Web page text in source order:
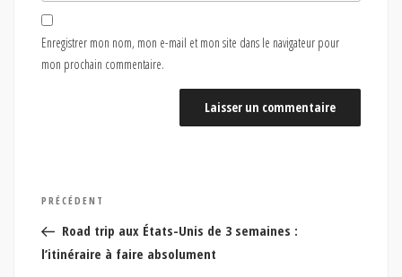
Enregistrer mon nom, mon e-mail et mon site dans le navigateur pour
mon prochain commentaire.
Navigation
de
l’article
Article
précédent
PRÉCÉDENT
Road trip aux États-Unis de 3 semaines :
l’itinéraire à faire absolument